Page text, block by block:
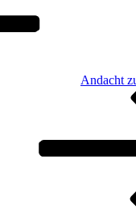
Andacht